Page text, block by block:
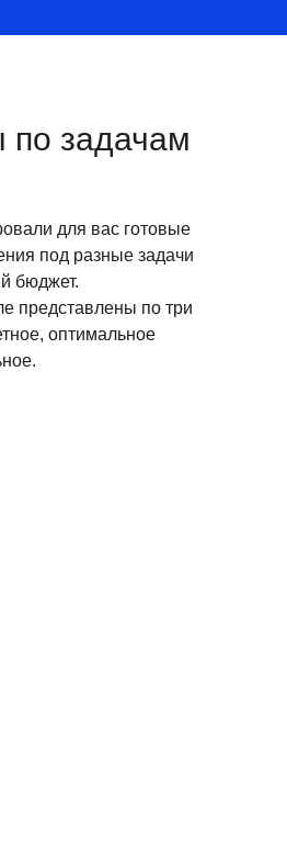
задачам
для вас готовые
под разные задачи
бюджет.
представлены по три
оптимальное